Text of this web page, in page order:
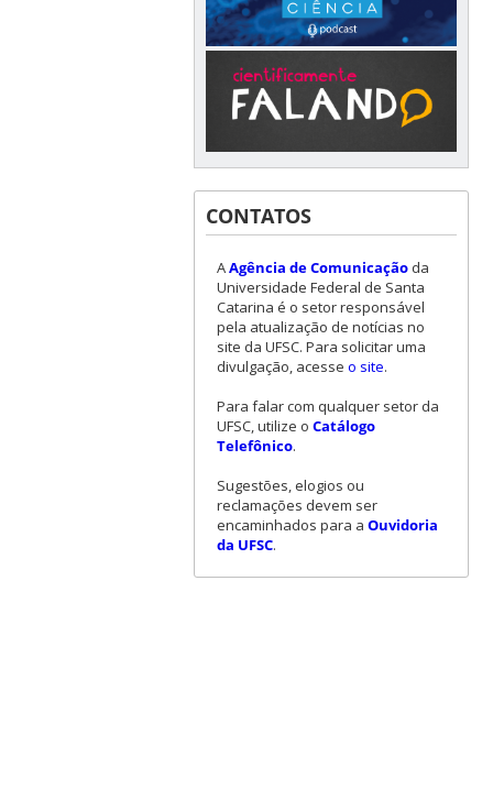
CONTATOS
AAgência de Comunicaçãoda
Universidade Federal de Santa
Catarina é o setor responsável
pela atualização de notícias no
site da UFSC. Para solicitar uma
divulgação, acesse o site.
Para falar com qualquer setor da
UFSC, utilize o Catálogo
Telefônico.
Sugestões, elogios ou
reclamações devem ser
encaminhados para a Ouvidoria
da UFSC.